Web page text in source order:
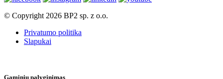
© Copyright 2026 BP2 sp. z o.o.
Privatumo politika
Slapukai
Gaminių palyginimas